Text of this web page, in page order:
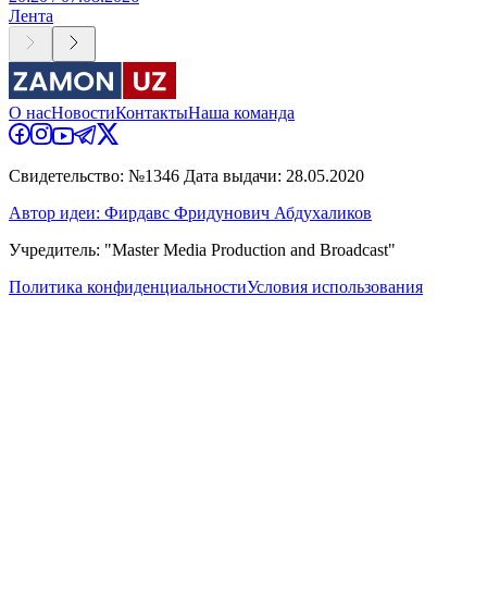
Лента
О насНовостиКонтактыНаша команда
Свидетельство: №1346 Дата выдачи: 28.05.2020
Автор идеи: Фирдавс Фридунович Абдухаликов
Учредитель: "Master Media Production and Broadcast"
Политика конфиденциальностиУсловия использования